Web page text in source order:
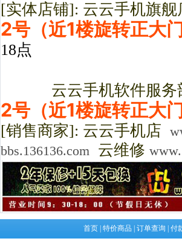
[实体店铺]: 云云手机旗
2号（近1楼旋转正大门
18点
云云手机软件服务部
2号（近1楼旋转正大门
[销售商家]: 云云手机店
bbs.136136.com 云维修
首页 特价商品 订单查询 付